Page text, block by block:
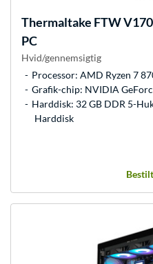
Thermaltake FTW
PC
Hvid/gennemsigtig
Processor: AMD Ryzen 7
Grafik-chip: NVIDIA
Harddisk: 32 GB DDR 5-
Harddisk